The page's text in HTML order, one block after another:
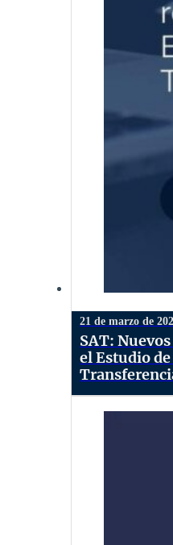
21 de marzo de
SAT:
el Estudio